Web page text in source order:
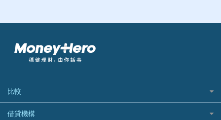
比較
私人貸款比較
借貸機構